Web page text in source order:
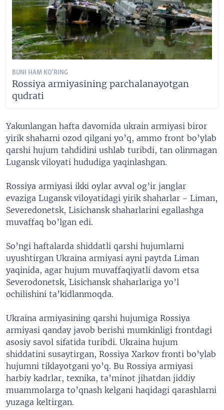
BUNI HAM KO'RING
Rossiya armiyasining parchalanayotgan
qudrati
Yakunlangan hafta davomida ukrain armiyasi biror
yirik shaharni ozod qilgani yo’q, ammo front bo’ylab
qarshi hujum tahdidini ushlab turibdi, tan olinmagan
Lugansk viloyati hududiga yaqinlashgan.
Rossiya armiyasi ikki oylar avval og’ir janglar
evaziga Lugansk viloyatidagi yirik shaharlar - Liman,
Severedonetsk, Lisichansk shaharlarini egallashga
muvaffaq bo’lgan edi.
So’ngi haftalarda shiddatli qarshi hujumlarni
uyushtirgan Ukraina armiyasi ayni paytda Liman
yaqinida, agar hujum muvaffaqiyatli davom etsa
Severodonetsk, Lisichansk shaharlariga yo’l
ochilishini ta’kidlanmoqda.
Ukraina armiyasining qarshi hujumiga Rossiya
armiyasi qanday javob berishi mumkinligi frontdagi
asosiy savol sifatida turibdi. Ukraina hujum
shiddatini susaytirgan, Rossiya Xarkov fronti bo’ylab
hujumni tiklayotgani yo’q. Bu Rossiya armiyasi
harbiy kadrlar, texnika, ta’minot jihatdan jiddiy
muammolarga to’qnash kelgani haqidagi qarashlarni
yuzaga keltirgan.